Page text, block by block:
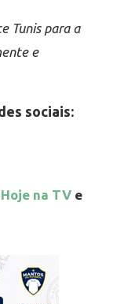
Tunis para a
e
sociais:
na TV e